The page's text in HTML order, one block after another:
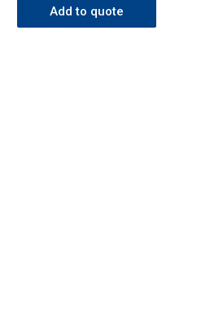
Add to quote